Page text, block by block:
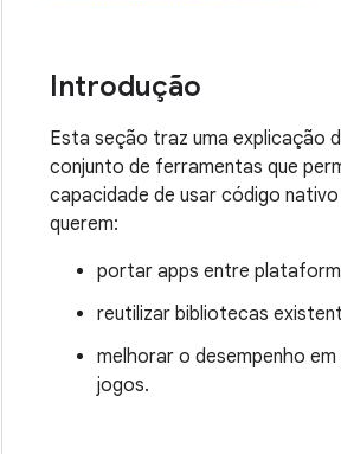
Introdução
Esta seção traz uma explicação
conjunto de ferramentas que
capacidade de usar código
querem:
portar apps entre
reutilizar bibliotecas
melhorar o desempenho
jogos.